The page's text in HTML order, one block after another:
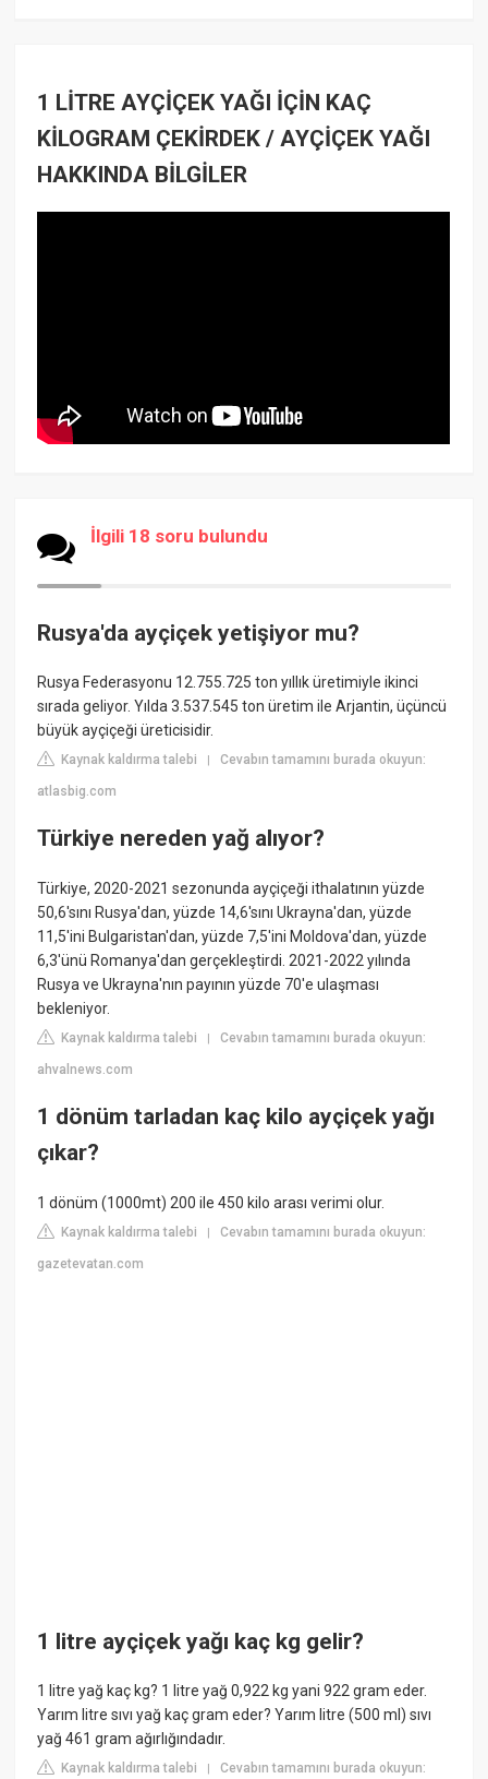
1 LİTRE AYÇİÇEK YAĞI İÇİN KAÇ
KİLOGRAM ÇEKİRDEK / AYÇİÇEK YAĞI
HAKKINDA BİLGİLER
İlgili 18 soru bulundu
Rusya'da ayçiçek yetişiyor mu?
Rusya Federasyonu 12.755.725 ton yıllık üretimiyle ikinci
sırada geliyor. Yılda 3.537.545 ton üretim ile Arjantin, üçüncü
büyük ayçiçeği üreticisidir.
Kaynak kaldırma talebi |Cevabın tamamını burada okuyun:
atlasbig.com
Türkiye nereden yağ alıyor?
Türkiye, 2020-2021 sezonunda ayçiçeği ithalatının yüzde
50,6'sını Rusya'dan, yüzde 14,6'sını Ukrayna'dan, yüzde
11,5'ini Bulgaristan'dan, yüzde 7,5'ini Moldova'dan, yüzde
6,3'ünü Romanya'dan gerçekleştirdi. 2021-2022 yılında
Rusya ve Ukrayna'nın payının yüzde 70'e ulaşması
bekleniyor.
Kaynak kaldırma talebi |Cevabın tamamını burada okuyun:
ahvalnews.com
1 dönüm tarladan kaç kilo ayçiçek yağı
çıkar?
1 dönüm (1000mt) 200 ile 450 kilo arası verimi olur.
Kaynak kaldırma talebi |Cevabın tamamını burada okuyun:
gazetevatan.com
1 litre ayçiçek yağı kaç kg gelir?
1 litre yağ kaç kg? 1 litre yağ 0,922 kg yani 922 gram eder.
Yarım litre sıvı yağ kaç gram eder? Yarım litre (500 ml) sıvı
yağ 461 gram ağırlığındadır.
Kaynak kaldırma talebi |Cevabın tamamını burada okuyun: